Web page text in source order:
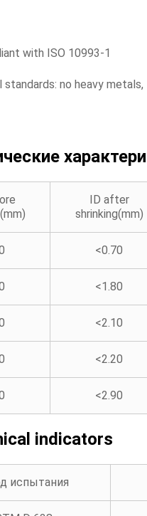
with ISO 10993-1
standards: no heavy
ID after
shrinking(mm)
<0.70
<1.80
<2.10
<2.20
<2.90
indicators
испытания